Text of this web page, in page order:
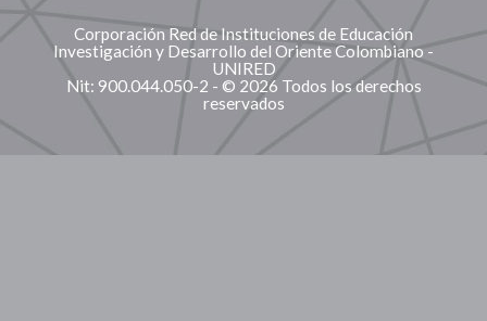
Corporación Red de Instituciones de Educación
Investigación y Desarrollo del Oriente Colombiano -
UNIRED
Nit: 900.044.050-2 - © 2026 Todos los derechos
reservados